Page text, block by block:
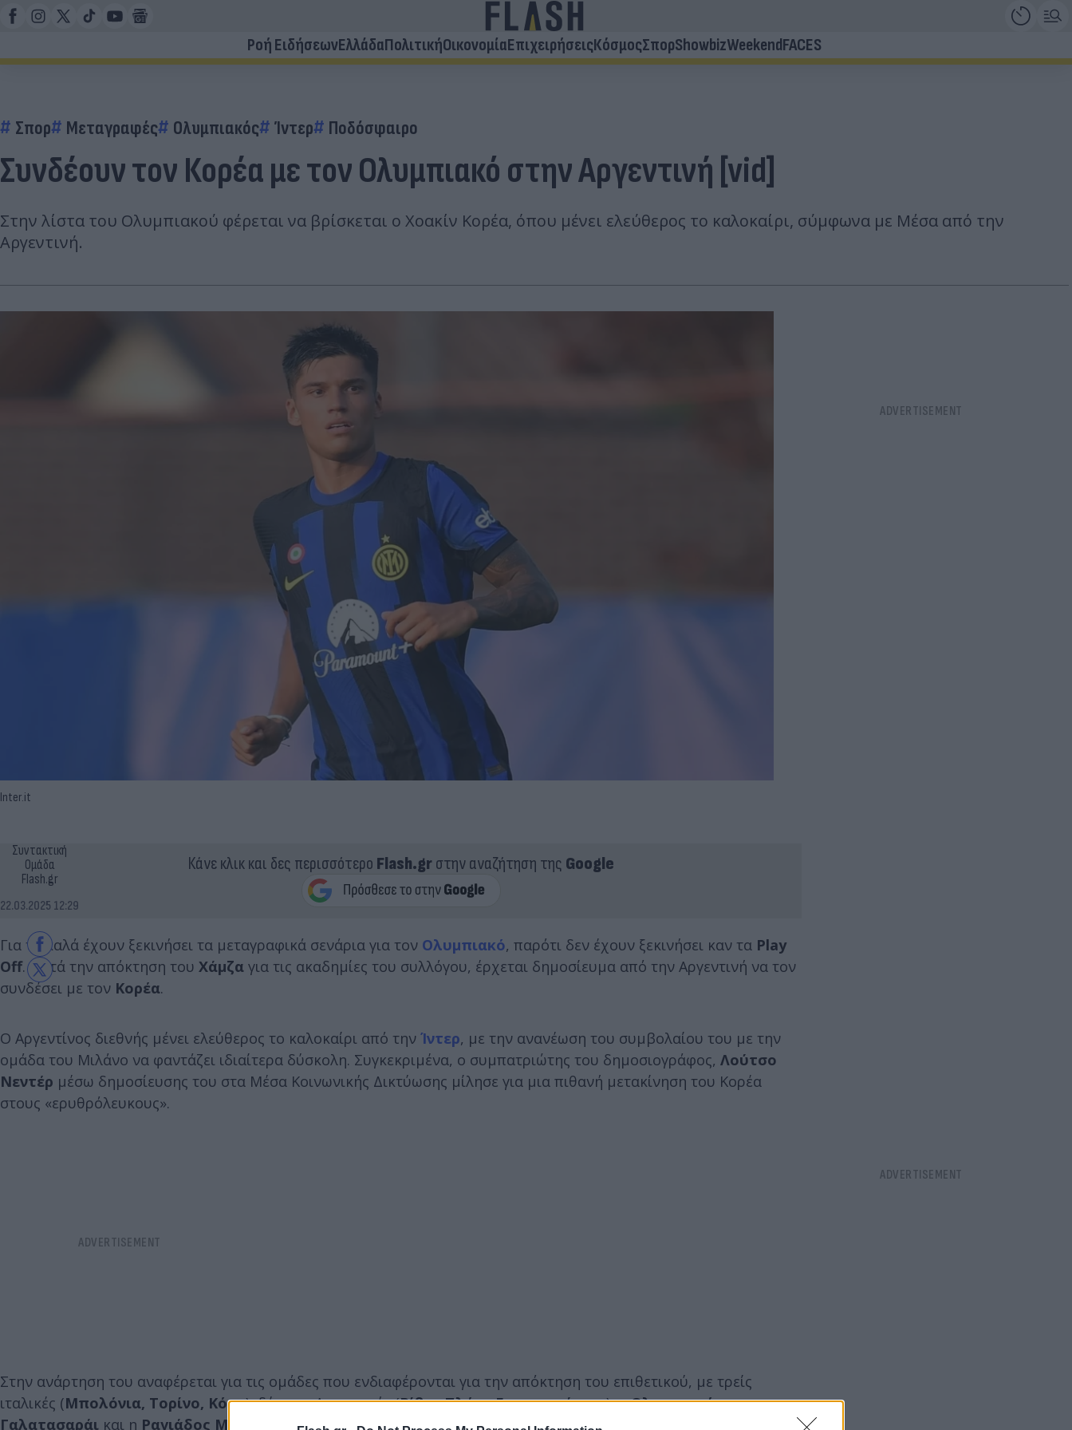
Ροή ΕιδήσεωνΕλλάδαΠολιτικήΟικονομίαΕπιχειρήσειςΚόσμοςΣπορShowbizWeekendFACES
Σπορ Μεταγραφές Ολυμπιακός Ίντερ Ποδόσφαιρο
Συνδέουν τον Κορέα με τον Ολυμπιακό στην Αργεντινή [vid]
Στην λίστα του Ολυμπιακού φέρεται να βρίσκεται ο Χοακίν Κορέα, όπου μένει ελεύθερος το καλοκαίρι, σύμφωνα με Μέσα από την
Αργεντινή.
Inter.it
Συντακτική
Ομάδα
Flash.gr
22.03.2025 12:29
Κάνε κλικ και δες περισσότερο Flash.grστην αναζήτηση της Google
Για τα καλά έχουν ξεκινήσει τα μεταγραφικά σενάρια για τον Ολυμπιακό, παρότι δεν έχουν ξεκινήσει καν τα Play
Off. Μετά την απόκτηση του Χάμζα για τις ακαδημίες του συλλόγου, έρχεται δημοσίευμα από την Αργεντινή να τον
συνδέσει με τον Κορέα.
Ο Αργεντίνος διεθνής μένει ελεύθερος το καλοκαίρι από την Ίντερ, με την ανανέωση του συμβολαίου του με την
ομάδα του Μιλάνο να φαντάζει ιδιαίτερα δύσκολη. Συγκεκριμένα, ο συμπατριώτης του δημοσιογράφος, Λούτσο
Νεντέρ μέσω δημοσίευσης του στα Μέσα Κοινωνικής Δικτύωσης μίλησε για μια πιθανή μετακίνηση του Κορέα
στους «ερυθρόλευκους».
Στην ανάρτηση του αναφέρεται για τις ομάδες που ενδιαφέρονται για την απόκτηση του επιθετικού, με τρείς
ιταλικές (Μπολόνια, Τορίνο, Κόμο), δύο της Αργεντινής (Ρίβερ Πλέιτ, Εστουντιάντες), οΟλυμπιακός, η
Γαλατασαράι και η Ραγιάδος Μοντερέι από το Μεξικό να φέρονται να θέλουν να κάνουν δικό τους τον 30χρονο.